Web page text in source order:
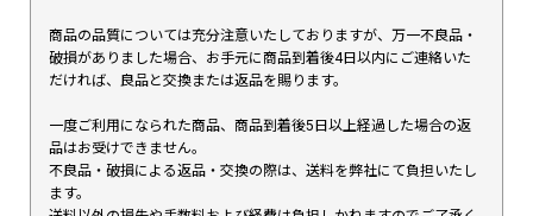
商品の品質については充分注意いたしておりますが、万一不良品・
破損がありました場合、お手元に商品到着後4日以内にご連絡いた
だければ、良品と交換または返品を賜ります。
一度ご利用になられた商品、商品到着後5日以上経過した場合の返
品はお受けできません。
不良品・破損による返品・交換の際は、送料を弊社にて負担いたし
ます。